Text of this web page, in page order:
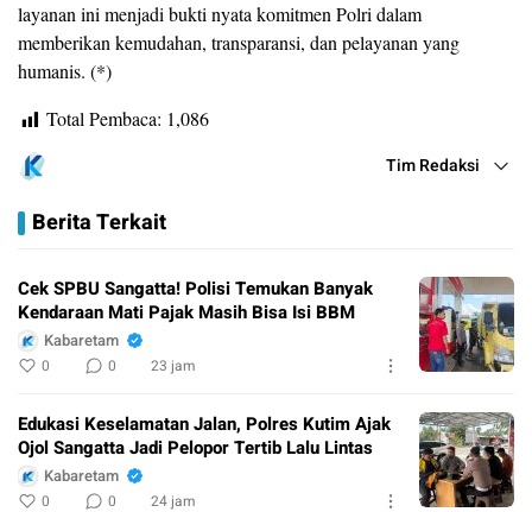
layanan ini menjadi bukti nyata komitmen Polri dalam
memberikan kemudahan, transparansi, dan pelayanan yang
humanis. (*)
Total Pembaca: 1,086
Tim Redaksi
Berita Terkait
Cek SPBU Sangatta! Polisi Temukan Banyak
Kendaraan Mati Pajak Masih Bisa Isi BBM
Kabaretam
0 0 23 jam
Edukasi Keselamatan Jalan, Polres Kutim Ajak
Ojol Sangatta Jadi Pelopor Tertib Lalu Lintas
Kabaretam
0 0 24 jam